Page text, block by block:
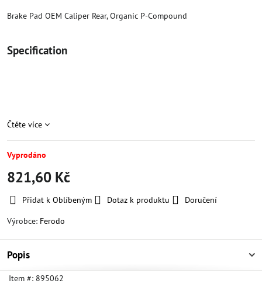
Brake Pad OEM Caliper Rear, Organic P-Compound
Specification
Čtěte více
Vyprodáno
821,60 Kč
Přidat k Oblíbeným Dotaz k produktu
Doručení
Výrobce: Ferodo
Popis
Item #: 895062